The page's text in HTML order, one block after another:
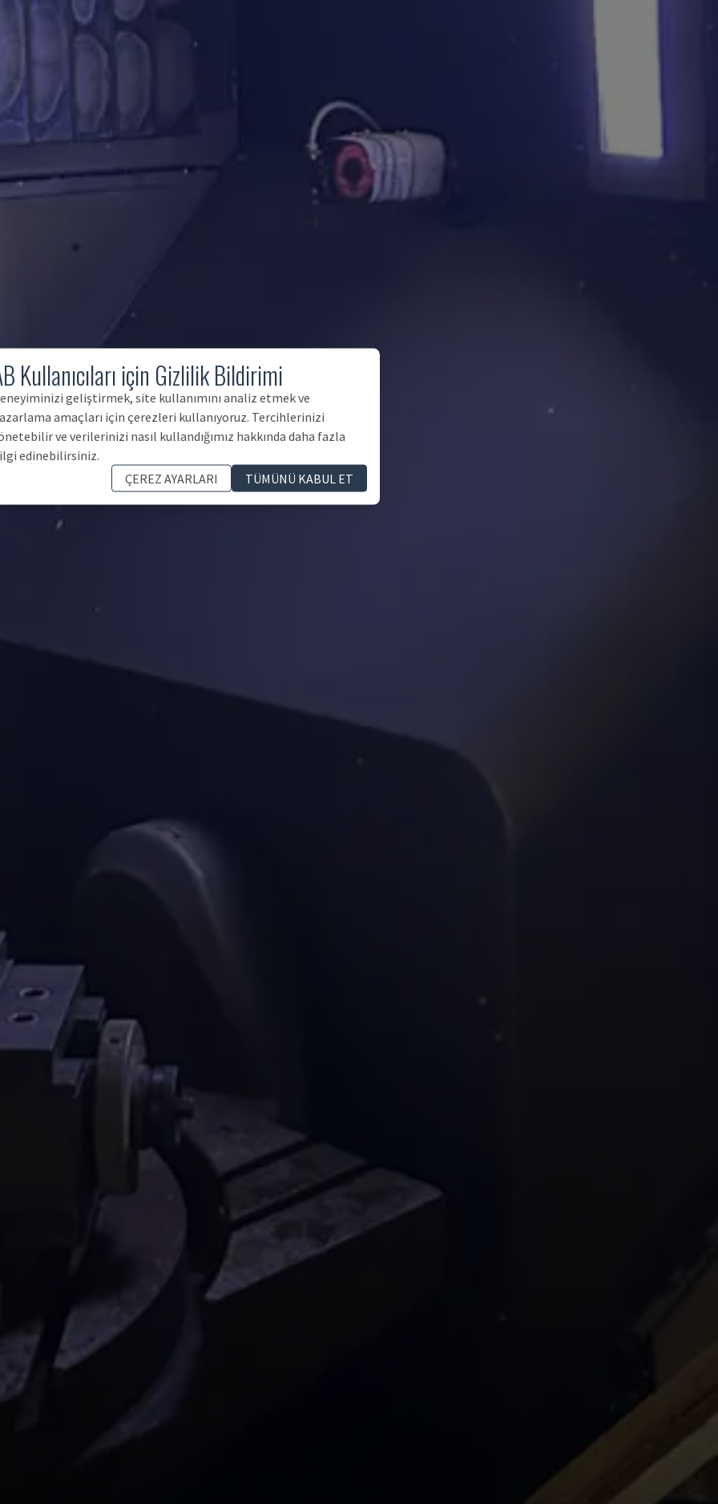
Kullanıcıları için Gizlilik Bildirimi
geliştirmek, site kullanımını analiz etmek ve
amaçları için çerezleri kullanıyoruz. Tercihlerinizi
ve verilerinizi nasıl kullandığımız hakkında daha fazla
edinebilirsiniz.
ÇEREZ AYARLARI
TÜMÜNÜ KABUL ET